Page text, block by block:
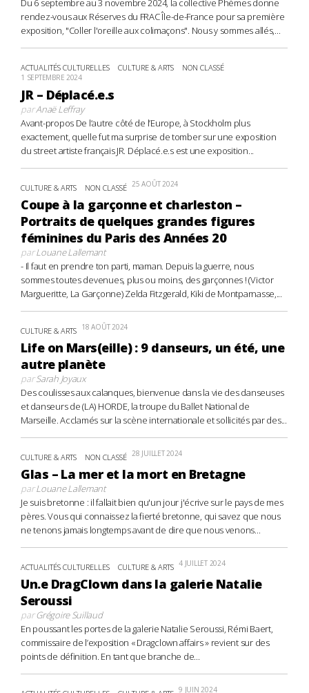
Du 6 septembre au 3 novembre 2024, la collective Phèmes donne
rendez-vous aux Réserves du FRAC Île-de-France pour sa première
exposition, "Coller l'oreille aux colimaçons". Nous y sommes allés,...
ACTUALITÉS CULTURELLES CULTURE & ARTS NON CLASSÉ
1 SEPTEMBRE 2024
JR – Déplacé.e.s
parAnaë Leffray
Avant-propos De l’autre côté de l’Europe, à Stockholm plus
exactement, quelle fut ma surprise de tomber sur une exposition
du street artiste français JR. Déplacé.e.s est une exposition...
CULTURE & ARTS NON CLASSÉ 25 AOÛT 2024
Coupe à la garçonne et charleston –
Portraits de quelques grandes figures
féminines du Paris des Années 20
parLouane Lallemant
- Il faut en prendre ton parti, maman. Depuis la guerre, nous
sommes toutes devenues, plus ou moins, des garçonnes ! (Victor
Margueritte, La Garçonne) Zelda Fitzgerald, Kiki de Montparnasse,...
CULTURE & ARTS 18 AOÛT 2024
Life on Mars(eille) : 9 danseurs, un été, une
autre planète
parSarah Joyaux
Des coulisses aux calanques, bienvenue dans la vie des danseuses
et danseurs de (LA) HORDE, la troupe du Ballet National de
Marseille. Acclamés sur la scène internationale et sollicités par des...
CULTURE & ARTS NON CLASSÉ 28 JUILLET 2024
Glas – La mer et la mort en Bretagne
parLouane Lallemant
Je suis bretonne : il fallait bien qu'un jour j'écrive sur le pays de mes
pères. Vous qui connaissez la fierté bretonne, qui savez que nous
ne tenons jamais longtemps avant de dire que nous venons...
ACTUALITÉS CULTURELLES CULTURE & ARTS 4 JUILLET 2024
Un.e DragClown dans la galerie Natalie
Seroussi
parGrégoire Suillaud
En poussant les portes de la galerie Natalie Seroussi, Rémi Baert,
commissaire de l’exposition « Dragclown affairs » revient sur des
points de définition. En tant que branche de...
9 JUIN 2024